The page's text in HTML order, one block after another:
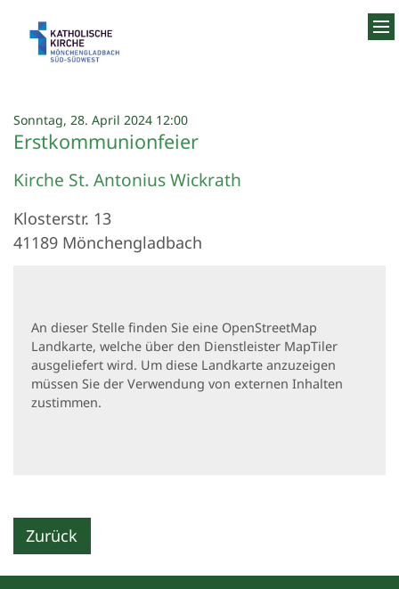
Sonntag, 28. April 2024 12:00:
Erstkommunionfeier
Kirche St. Antonius Wickrath
Klosterstr. 13
41189 Mönchengladbach
An dieser Stelle finden Sie eine OpenStreetMap
Landkarte, welche über den Dienstleister MapTiler
ausgeliefert wird. Um diese Landkarte anzuzeigen
müssen Sie der Verwendung von externen Inhalten
zustimmen.
Zurück